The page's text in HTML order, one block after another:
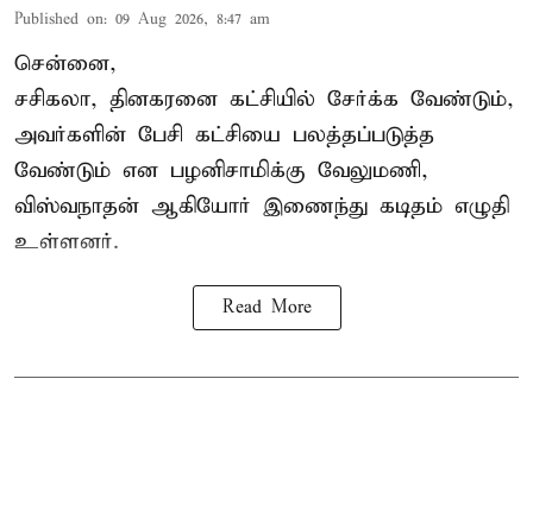
Published on: 09 Aug 2026, 8:47 am
சென்னை,
சசிகலா, தினகரனை கட்சியில் சேர்க்க வேண்டும்,
அவர்களின் பேசி கட்சியை பலத்தப்படுத்த
வேண்டும் என பழனிசாமிக்கு வேலுமணி,
விஸ்வநாதன் ஆகியோர் இணைந்து கடிதம் எழுதி
உள்ளனர்.
Read More